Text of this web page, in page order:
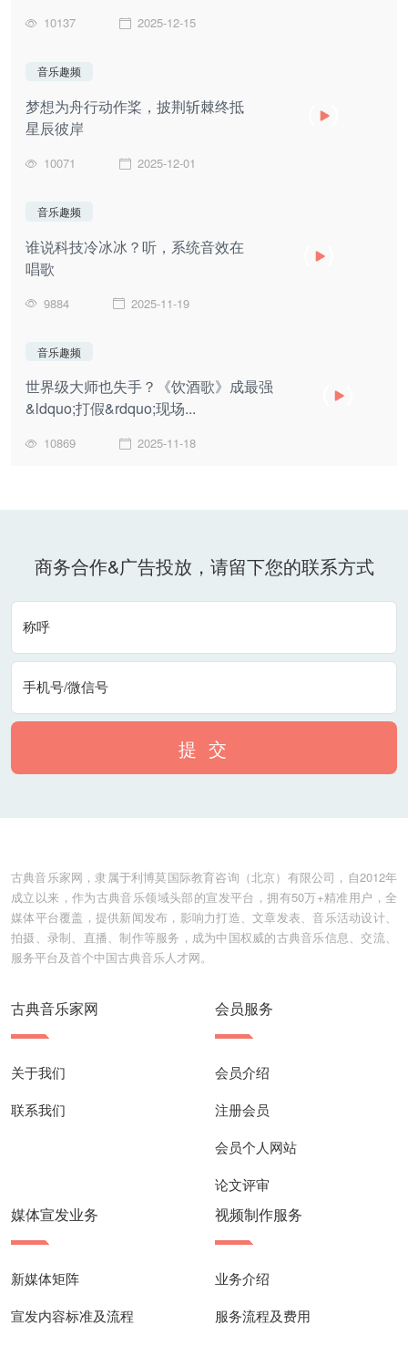
10137 2025-12-15
音乐趣频
梦想为舟行动作桨，披荆斩棘终抵
星辰彼岸
10071 2025-12-01
音乐趣频
谁说科技冷冰冰？听，系统音效在
唱歌
9884 2025-11-19
音乐趣频
世界级大师也失手？《饮酒歌》成最强
&ldquo;打假&rdquo;现场...
10869 2025-11-18
商务合作&广告投放，请留下您的联系方式
称呼
手机号/微信号
提 交
古典音乐家网，隶属于利博莫国际教育咨询（北京）有限公司，自2012年
成立以来，作为古典音乐领域头部的宣发平台，拥有50万+精准用户，全
媒体平台覆盖，提供新闻发布，影响力打造、文章发表、音乐活动设计、
拍摄、录制、直播、制作等服务，成为中国权威的古典音乐信息、交流、
服务平台及首个中国古典音乐人才网。
古典音乐家网
关于我们
联系我们
会员服务
会员介绍
注册会员
会员个人网站
论文评审
媒体宣发业务
新媒体矩阵
宣发内容标准及流程
视频制作服务
业务介绍
服务流程及费用